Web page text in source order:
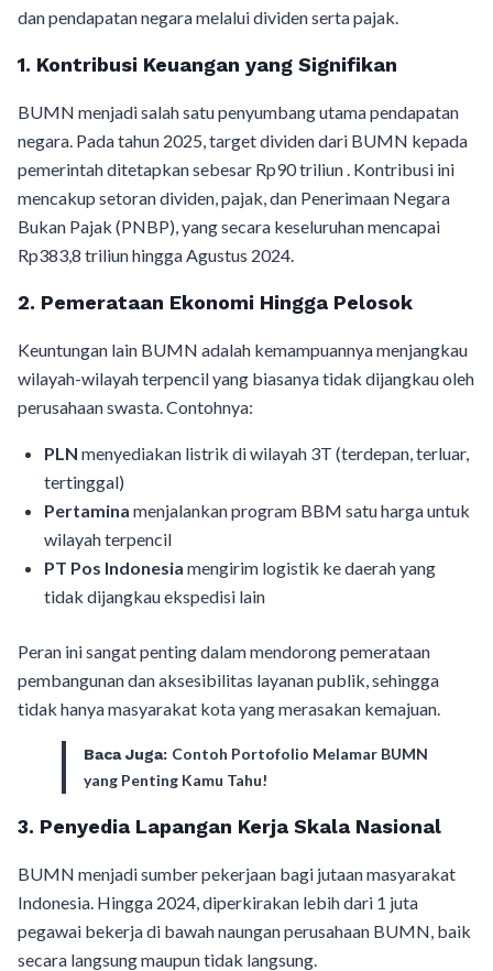
dan pendapatan negara melalui dividen serta pajak.
1. Kontribusi Keuangan yang Signifikan
BUMN menjadi salah satu penyumbang utama pendapatan
negara. Pada tahun 2025, target dividen dari BUMN kepada
pemerintah ditetapkan sebesar Rp90 triliun . Kontribusi ini
mencakup setoran dividen, pajak, dan Penerimaan Negara
Bukan Pajak (PNBP), yang secara keseluruhan mencapai
Rp383,8 triliun hingga Agustus 2024.
2. Pemerataan Ekonomi Hingga Pelosok
Keuntungan lain BUMN adalah kemampuannya menjangkau
wilayah-wilayah terpencil yang biasanya tidak dijangkau oleh
perusahaan swasta. Contohnya:
PLN menyediakan listrik di wilayah 3T (terdepan, terluar,
tertinggal)
Pertamina menjalankan program BBM satu harga untuk
wilayah terpencil
PT Pos Indonesia mengirim logistik ke daerah yang
tidak dijangkau ekspedisi lain
Peran ini sangat penting dalam mendorong pemerataan
pembangunan dan aksesibilitas layanan publik, sehingga
tidak hanya masyarakat kota yang merasakan kemajuan.
Baca Juga: Contoh Portofolio Melamar BUMN
yang Penting Kamu Tahu!
3. Penyedia Lapangan Kerja Skala Nasional
BUMN menjadi sumber pekerjaan bagi jutaan masyarakat
Indonesia. Hingga 2024, diperkirakan lebih dari 1 juta
pegawai bekerja di bawah naungan perusahaan BUMN, baik
secara langsung maupun tidak langsung.